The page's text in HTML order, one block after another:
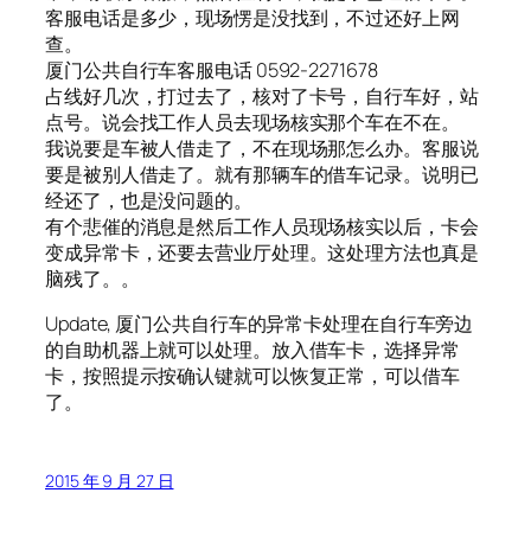
客服电话是多少，现场愣是没找到，不过还好上网
查。
厦门公共自行车客服电话 0592-2271678
占线好几次，打过去了，核对了卡号，自行车好，站
点号。说会找工作人员去现场核实那个车在不在。
我说要是车被人借走了，不在现场那怎么办。客服说
要是被别人借走了。就有那辆车的借车记录。说明已
经还了，也是没问题的。
有个悲催的消息是然后工作人员现场核实以后，卡会
变成异常卡，还要去营业厅处理。这处理方法也真是
脑残了。。
Update, 厦门公共自行车的异常卡处理在自行车旁边
的自助机器上就可以处理。放入借车卡，选择异常
卡，按照提示按确认键就可以恢复正常，可以借车
了。
2015 年 9 月 27 日